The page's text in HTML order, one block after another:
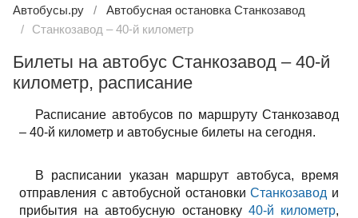
Автобусы.ру
Автобусная остановка Станкозавод
Станкозавод – 40-й километр
Билеты на автобус Станкозавод – 40-й
километр, расписание
Расписание автобусов по маршруту Станкозавод
– 40-й километр и автобусные билеты на сегодня.
В расписании указан маршрут автобуса, время
отправления с автобусной остановкиСтанкозавод и
прибытия на автобусную остановку 40-й километр,